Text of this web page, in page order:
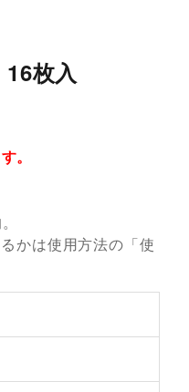
枚入
。
かは使用方法の「使